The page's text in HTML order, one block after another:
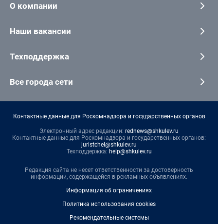
О компании
Наши вакансии
Техподдержка
Все города сети
Контактные данные для Роскомнадзора и государственных органов
Электронный адрес редакции: rednews@shkulev.ru
Контактные данные для Роскомнадзора и государственных органов:
juristchel@shkulev.ru
Техподдержка: help@shkulev.ru
Редакция сайта не несет ответственности за достоверность
информации, содержащейся в рекламных объявлениях.
Информация об ограничениях
Политика использования cookies
Рекомендательные системы